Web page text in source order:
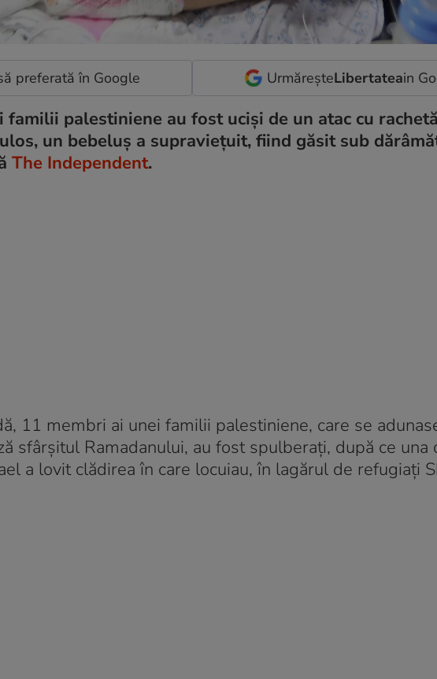
preferată în Google UrmăreșteLibertateain
familii palestiniene au fost uciși de un atac cu
un bebeluș a supraviețuit, fiind găsit sub
The Independent.
11 membri ai unei familii palestiniene, care se
sfârșitul Ramadanului, au fost spulberați, după ce una
a lovit clădirea în care locuiau, în lagărul de refugiați